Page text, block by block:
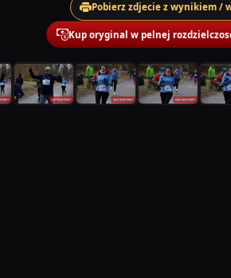
Pobierz zdjecie z wynikiem /
Kup oryginal w pelnej